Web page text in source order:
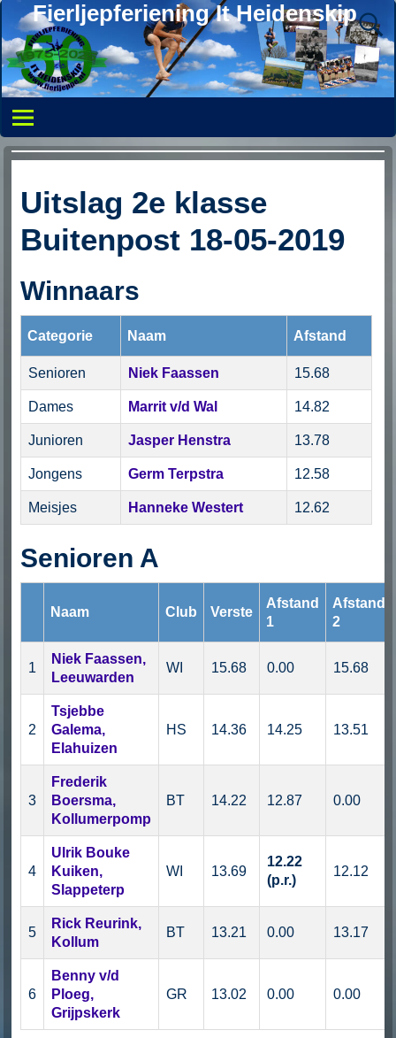
Fierljepferiening It Heidenskip
Uitslag 2e klasse
Buitenpost 18-05-2019
Winnaars
Categorie Naam Afstand
Senioren Niek Faassen 15.68
Dames Marrit v/d Wal 14.82
Junioren Jasper Henstra 13.78
Jongens Germ Terpstra 12.58
Meisjes Hanneke Westert 12.62
Senioren A
Naam Club Verste
Afstand
1
Afstand
2
1
Niek Faassen,
Leeuwarden
WI 15.68 0.00 15.68
2
Tsjebbe
Galema,
Elahuizen
HS 14.36 14.25 13.51
3
Frederik
Boersma,
Kollumerpomp
BT 14.22 12.87 0.00
4
Ulrik Bouke
Kuiken,
Slappeterp
WI 13.69
12.22
(p.r.)
12.12
5
Rick Reurink,
Kollum
BT 13.21 0.00 13.17
6
Benny v/d
Ploeg,
Grijpskerk
GR 13.02 0.00 0.00